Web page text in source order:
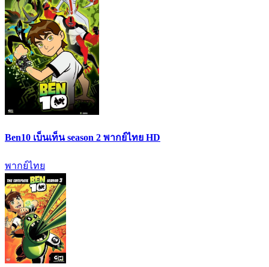
Ben10 เบ็นเท็น season 2 พากย์ไทย HD
พากย์ไทย